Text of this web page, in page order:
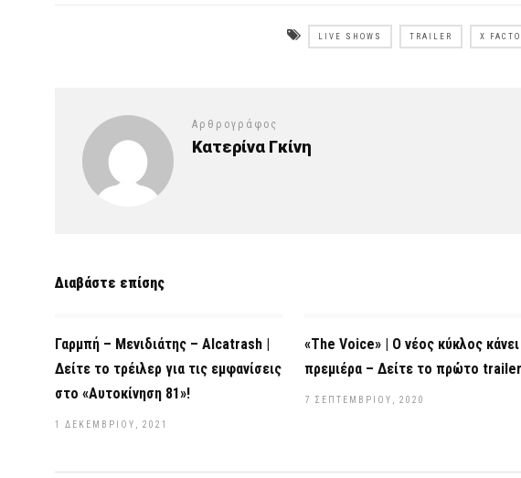
LIVE SHOWS TRAILER X
Αρθρογράφος
Κατερίνα Γκίνη
Διαβάστε επίσης
Γαρμπή – Μενιδιάτης – Alcatrash |
Δείτε το τρέιλερ για τις εμφανίσεις
στο «Αυτοκίνηση 81»!
1 ΔΕΚΕΜΒΡΊΟΥ, 2021
«The Voice» | Ο νέος κύκλος κάνει
πρεμιέρα – Δείτε το πρώτο
7 ΣΕΠΤΕΜΒΡΊΟΥ, 2020